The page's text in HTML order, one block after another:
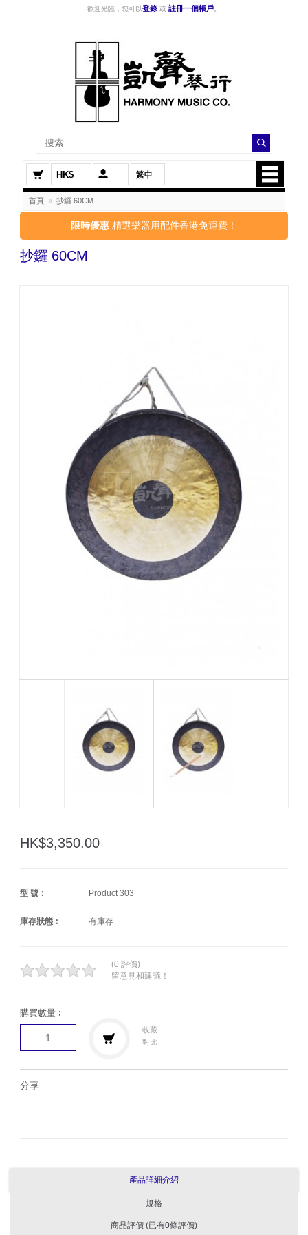
歡迎光臨，您可以登錄 或 註冊一個帳戶
HK$
首頁 » 抄鑼 60CM
限時優惠 精選樂器用配件香港免運費！
抄鑼 60CM
HK$3,350.00
型 號︰ Product 303
庫存狀態︰ 有庫存
(0 評價)
留意見和建議！
購買數量︰
收藏
對比
分享
產品詳細介紹
規格
商品評價 (已有0條評價)